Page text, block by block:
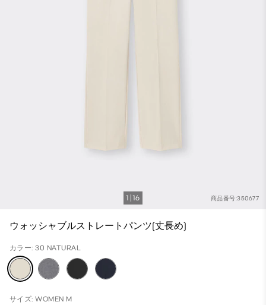
商品番号:350677
1 16
ウォッシャブルストレートパンツ(丈長め)
カラー: 30 NATURAL
サイズ: WOMEN M